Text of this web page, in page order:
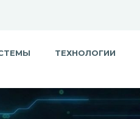
ТЕХНОЛОГИИ